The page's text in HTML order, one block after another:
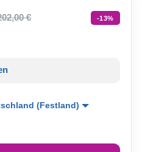
€ -13%
(Festland)